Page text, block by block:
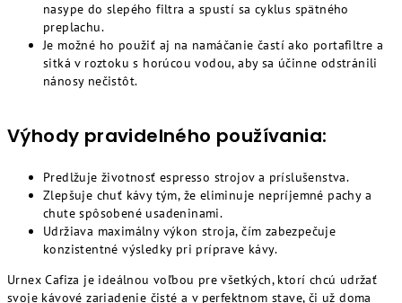
nasype do slepého filtra a spustí sa cyklus spätného
preplachu.
Je možné ho použiť aj na namáčanie častí ako portafiltre a
sitká v roztoku s horúcou vodou, aby sa účinne odstránili
nánosy nečistôt.
Výhody pravidelného používania:
Predlžuje životnosť espresso strojov a príslušenstva.
Zlepšuje chuť kávy tým, že eliminuje nepríjemné pachy a
chute spôsobené usadeninami.
Udržiava maximálny výkon stroja, čím zabezpečuje
konzistentné výsledky pri príprave kávy.
Urnex Cafiza je ideálnou voľbou pre všetkých, ktorí chcú udržať
svoje kávové zariadenie čisté a v perfektnom stave, či už doma